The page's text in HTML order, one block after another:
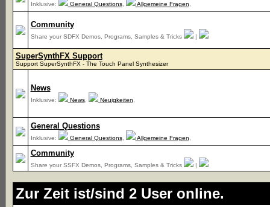
Inklusive: General Questions, Allgemeine Fragen
Community
Share your SDFX Demos, Programs, Samples & Tricks |
SuperSynthFX Support
Support SuperSynthFX - The Touch Panel Synthesizer
News
Inklusive: News, Neuigkeiten
General Questions
Inklusive: General Questions, Allgemeine Fragen
Community
Share your SSFX Demos, Programs, Samples & Tricks |
Zur Zeit ist/sind 2 User online.